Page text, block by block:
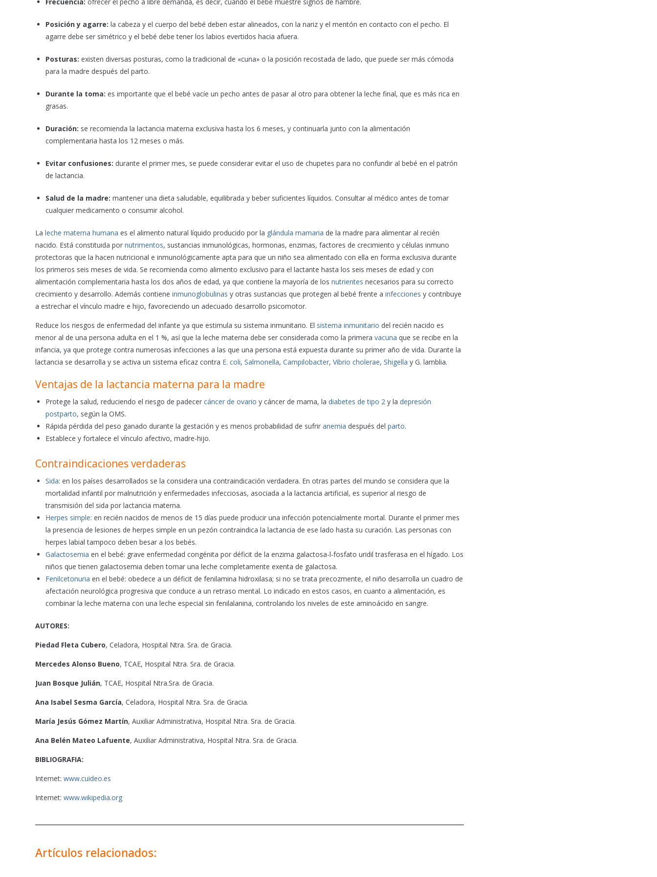
Posición y agarre: la cabeza y el cuerpo del bebé deben estar alineados, con la nariz y el mentón en contacto con el pecho. El
agarre debe ser simétrico y el bebé debe tener los labios evertidos hacia afuera.
Posturas: existen diversas posturas, como la tradicional de «cuna» o la posición recostada de lado, que puede ser más cómoda
para la madre después del parto.
Durante la toma: es importante que el bebé vacíe un pecho antes de pasar al otro para obtener la leche final, que es más rica en
grasas.
Duración: se recomienda la lactancia materna exclusiva hasta los 6 meses, y continuarla junto con la alimentación
complementaria hasta los 12 meses o más.
Evitar confusiones: durante el primer mes, se puede considerar evitar el uso de chupetes para no confundir al bebé en el patrón
de lactancia.
Salud de la madre: mantener una dieta saludable, equilibrada y beber suficientes líquidos. Consultar al médico antes de tomar
cualquier medicamento o consumir alcohol.
La leche materna humana es el alimento natural líquido producido por la glándula mamaria de la madre para alimentar al recién
nacido. Está constituida por nutrimentos, sustancias inmunológicas, hormonas, enzimas, factores de crecimiento y células inmuno
protectoras que la hacen nutricional e inmunológicamente apta para que un niño sea alimentado con ella en forma exclusiva durante
los primeros seis meses de vida.​ Se recomienda como alimento exclusivo para el lactante hasta los seis meses de edad y con
alimentación complementaria hasta los dos años de edad,​ ya que contiene la mayoría de los nutrientes necesarios para su correcto
crecimiento y desarrollo. Además contiene inmunoglobulinas y otras sustancias que protegen al bebé frente a infecciones y contribuye
a estrechar el vínculo madre e hijo, favoreciendo un adecuado desarrollo psicomotor.
Reduce los riesgos de enfermedad del infante ya que estimula su sistema inmunitario. El sistema inmunitario del recién nacido es
menor al de una persona adulta en el 1 %, así que la leche materna debe ser considerada como la primera vacuna que se recibe en la
infancia, ya que protege contra numerosas infecciones a las que una persona está expuesta durante su primer año de vida.​ Durante la
lactancia se desarrolla y se activa un sistema eficaz contra E. coli, Salmonella, Campilobacter, Vibrio cholerae, Shigella y G. lamblia.
Ventajas de la lactancia materna para la madre
Protege la salud, reduciendo el riesgo de padecer cáncer de ovario y cáncer de mama, la diabetes de tipo 2 y la depresión
postparto, según la OMS.
Rápida pérdida del peso ganado durante la gestación y es menos probabilidad de sufrir anemia después del parto.
Establece y fortalece el vínculo afectivo, madre-hijo.
Contraindicaciones verdaderas
Sida: en los países desarrollados se la considera una contraindicación verdadera.​ En otras partes del mundo se considera que la
mortalidad infantil por malnutrición y enfermedades infecciosas, asociada a la lactancia artificial, es superior al riesgo de
transmisión del sida por lactancia materna.
Herpes simple: en recién nacidos de menos de 15 días puede producir una infección potencialmente mortal. Durante el primer mes
la presencia de lesiones de herpes simple en un pezón contraindica la lactancia de ese lado hasta su curación. Las personas con
herpes labial tampoco deben besar a los bebés.
Galactosemia en el bebé: grave enfermedad congénita por déficit de la enzima galactosa-l-fosfato uridil trasferasa en el hígado.​ Los
niños que tienen galactosemia deben tomar una leche completamente exenta de galactosa.
Fenilcetonuria en el bebé: obedece a un déficit de fenilamina hidroxilasa; si no se trata precozmente, el niño desarrolla un cuadro de
afectación neurológica progresiva que conduce a un retraso mental.​ Lo indicado en estos casos, en cuanto a alimentación, es
combinar la leche materna con una leche especial sin fenilalanina, controlando los niveles de este aminoácido en sangre.
AUTORES:
Piedad Fleta Cubero, Celadora, Hospital Ntra. Sra. de Gracia.
Mercedes Alonso Bueno, TCAE, Hospital Ntra. Sra. de Gracia.
Juan Bosque Julián, TCAE, Hospital Ntra.Sra. de Gracia.
Ana Isabel Sesma García, Celadora, Hospital Ntra. Sra. de Gracia.
María Jesús Gómez Martín, Auxiliar Administrativa, Hospital Ntra. Sra. de Gracia.
Ana Belén Mateo Lafuente, Auxiliar Administrativa, Hospital Ntra. Sra. de Gracia.
BIBLIOGRAFIA:
Internet: www.cuideo.es
Internet: www.wikipedia.org
Artículos relacionados: